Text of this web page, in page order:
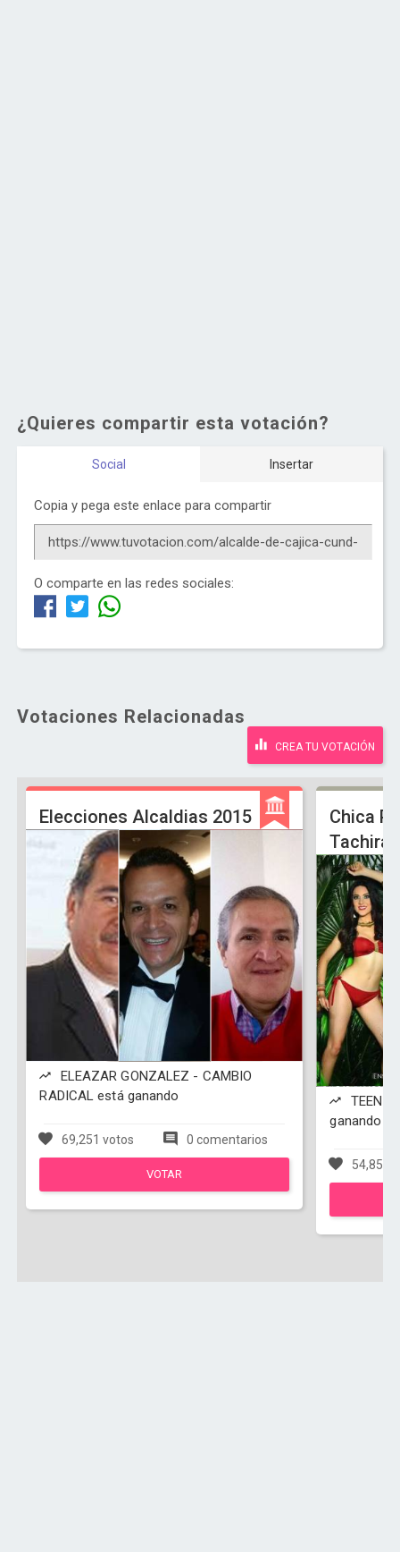
¿Quieres compartir esta votación?
Social Insertar
Copia y pega este enlace para compartir
O comparte en las redes sociales:
Votaciones Relacionadas
CREA TU VOTACIÓN
Elecciones Alcaldias 2015
ELEAZAR GONZALEZ - CAMBIO
RADICAL está ganando
69,251 votos 0 comentarios
VOTAR
Chica
Tachira
TEEN
ganando
54,857